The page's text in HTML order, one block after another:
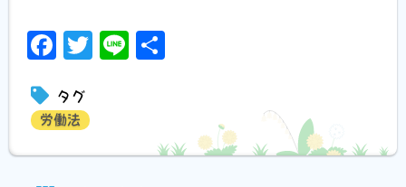
Facebook
Twitter
Line
タグ
労働法